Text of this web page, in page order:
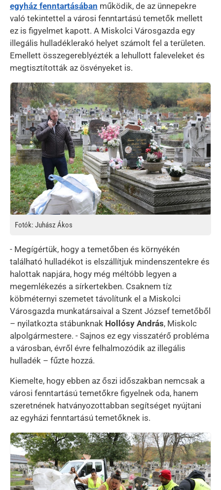
egyház fenntartásában működik, de az ünnepekre
való tekintettel a városi fenntartású temetők mellett
ez is figyelmet kapott. A Miskolci Városgazda egy
illegális hulladéklerakó helyet számolt fel a területen.
Emellett összegereblyézték a lehullott faleveleket és
megtisztították az ösvényeket is.
Kép
Fotók: Juhász Ákos
- Megígértük, hogy a temetőben és környékén
található hulladékot is elszállítjuk mindenszentekre és
halottak napjára, hogy még méltóbb legyen a
megemlékezés a sírkertekben. Csaknem tíz
köbméternyi szemetet távolítunk el a Miskolci
Városgazda munkatársaival a Szent József temetőből
– nyilatkozta stábunknak Hollósy András, Miskolc
alpolgármestere. - Sajnos ez egy visszatérő probléma
a városban, évről évre felhalmozódik az illegális
hulladék – fűzte hozzá.
Kiemelte, hogy ebben az őszi időszakban nemcsak a
városi fenntartású temetőkre figyelnek oda, hanem
szeretnének hatványozottabban segítséget nyújtani
az egyházi fenntartású temetőknek is.
Kép